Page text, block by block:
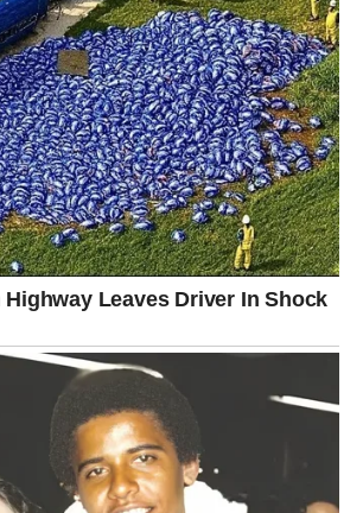
i briga o zdravlju krvnih
rizik od povišenog kolesterola i
njega proizlaze, liječnici preporučuju:
i analize krvi– jedini siguran način
kolesterola.
prehranu– manje zasićenih masnoća, a
i vlakana.
aktivnost– barem 30 minuta
poboljšava cirkulaciju.
– duhan izravno oštećuje krvne